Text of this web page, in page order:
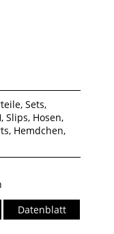
Sets,
Slips, Hosen,
Hemdchen,
Datenblatt